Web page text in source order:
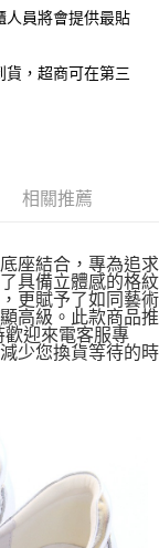
人員將會提供最貼
貨，超商可在第三
相關推薦
座結合，專為追求
具備立體感的格紋
更賦予了如同藝術
高級。此款商品推
歡迎來電客服專
少您換貨等待的時